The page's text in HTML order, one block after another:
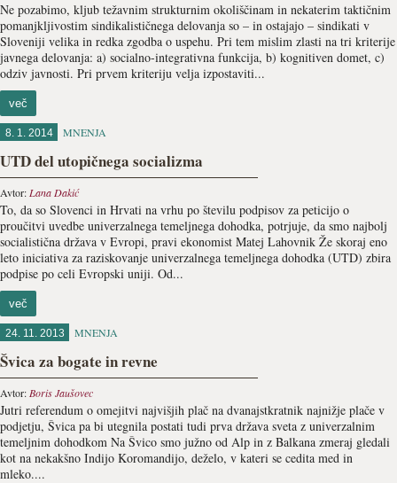
Ne pozabimo, kljub težavnim strukturnim okoliščinam in nekaterim taktičnim
pomanjkljivostim sindikalističnega delovanja so – in ostajajo – sindikati v
Sloveniji velika in redka zgodba o uspehu. Pri tem mislim zlasti na tri kriterije
javnega delovanja: a) socialno-integrativna funkcija, b) kognitiven domet, c)
odziv javnosti. Pri prvem kriteriju velja izpostaviti...
več
8. 1. 2014 MNENJA
UTD del utopičnega socializma
Avtor: Lana Dakić
To, da so Slovenci in Hrvati na vrhu po številu podpisov za peticijo o
proučitvi uvedbe univerzalnega temeljnega dohodka, potrjuje, da smo najbolj
socialistična država v Evropi, pravi ekonomist Matej Lahovnik Že skoraj eno
leto iniciativa za raziskovanje univerzalnega temeljnega dohodka (UTD) zbira
podpise po celi Evropski uniji. Od...
več
24. 11. 2013 MNENJA
Švica za bogate in revne
Avtor: Boris Jaušovec
Jutri referendum o omejitvi najvišjih plač na dvanajstkratnik najnižje plače v
podjetju, Švica pa bi utegnila postati tudi prva država sveta z univerzalnim
temeljnim dohodkom Na Švico smo južno od Alp in z Balkana zmeraj gledali
kot na nekakšno Indijo Koromandijo, deželo, v kateri se cedita med in
mleko....